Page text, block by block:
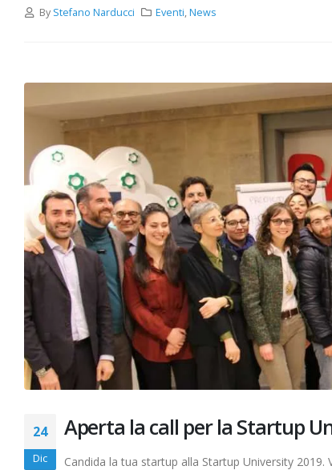
By Stefano Narducci Eventi,News
24
Dic
Aperta la call per la Startup
Candida la tua startup alla Startup University